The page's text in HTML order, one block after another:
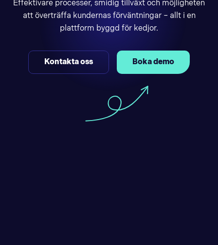
Effektivare processer, smidig tillväxt och möjligheten
att överträffa kundernas förväntningar – allt i en
plattform byggd för kedjor.
Kontakta oss Boka demo